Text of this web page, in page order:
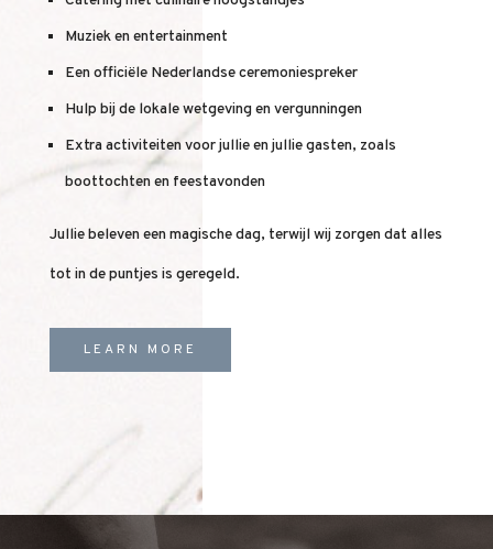
Muziek en entertainment
Een officiële Nederlandse ceremoniespreker
Hulp bij de lokale wetgeving en vergunningen
Extra activiteiten voor jullie en jullie gasten, zoals
boottochten en feestavonden
Jullie beleven een magische dag, terwijl wij zorgen dat alles
tot in de puntjes is geregeld.
LEARN MORE